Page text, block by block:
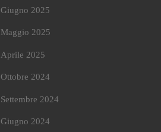
Giugno 2025
Maggio 2025
Aprile 2025
Ottobre 2024
Settembre 2024
Giugno 2024